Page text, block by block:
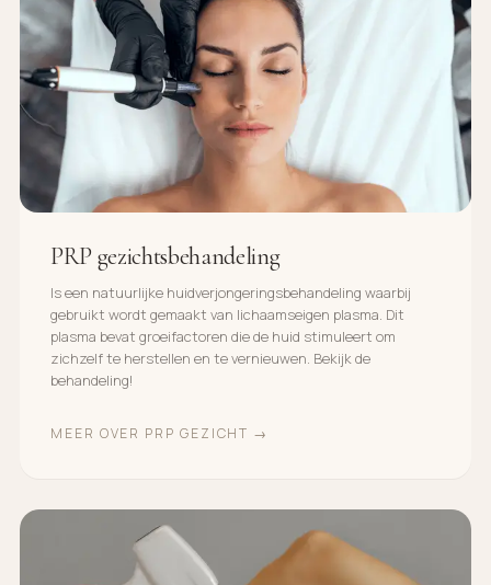
PRP gezichtsbehandeling
Is een natuurlijke huidverjongeringsbehandeling waarbij
gebruikt wordt gemaakt van lichaamseigen plasma. Dit
plasma bevat groeifactoren die de huid stimuleert om
zichzelf te herstellen en te vernieuwen. Bekijk de
behandeling!
MEER OVER PRP GEZICHT →